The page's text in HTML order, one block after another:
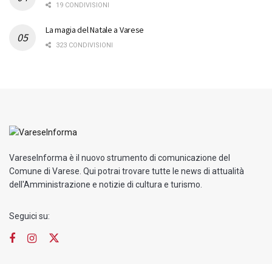
19 CONDIVISIONI
La magia del Natale a Varese
323 CONDIVISIONI
VareseInforma è il nuovo strumento di comunicazione del
Comune di Varese. Qui potrai trovare tutte le news di attualità
dell'Amministrazione e notizie di cultura e turismo.
Seguici su: